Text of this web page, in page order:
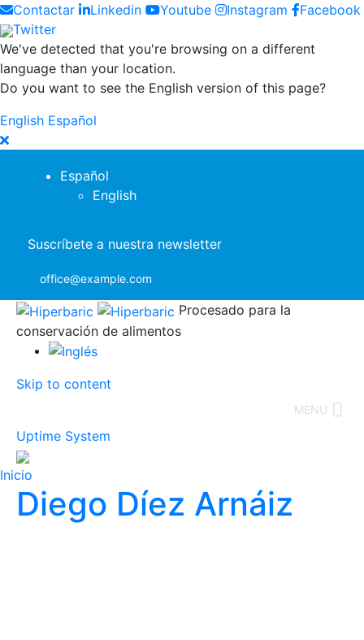
Contactar Linkedin Youtube Instagram
Facebook
Twitter
We've detected that you're browsing on a different
language than your location.
Do you want to see the English version of this page?
English Español
Español
English
Suscríbete a nuestra newsletter
office@example.com
Procesado para la
conservación de alimentos
Skip to content
MENU
Uptime System
Inicio
Diego Díez Arnáiz